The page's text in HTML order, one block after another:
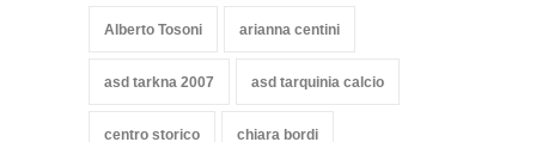
Alberto Tosoni arianna centini
asd tarkna 2007 asd tarquinia calcio
centro storico chiara bordi